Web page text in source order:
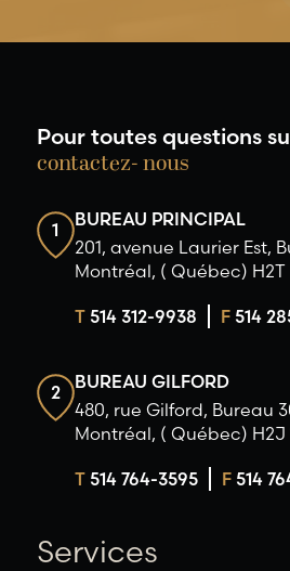
Pour toutes questions
contactez- nous
1
BUREAU PRINCIPAL
201, avenue Laurier Est,
Montréal, ( Québec) H2T
T514 312-9938 F514
2
BUREAU GILFORD
480, rue Gilford, Bureau
Montréal, ( Québec) H2J
T514 764-3595 F514
Services